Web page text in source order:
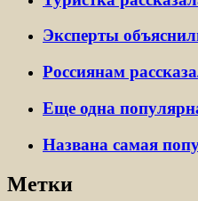
Эксперты
Россиянам
Еще одна
Названа самая
Метки